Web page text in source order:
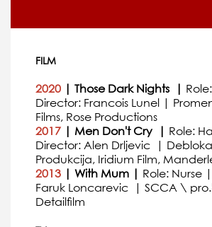
FILM
2020 | Those Dark Nights |
Director: Francois Lunel |
Films, Rose Productions
2017 | Men Don't Cry | Role:
Director: Alen Drljevic |
Produkcija, Iridium Film,
2013 | With Mum | Role: Nurse
Faruk Loncarevic | SCCA \
Detailfilm